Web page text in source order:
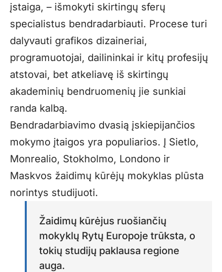
įstaiga, – išmokyti skirtingų sferų
specialistus bendradarbiauti. Procese turi
dalyvauti grafikos dizaineriai,
programuotojai, dailininkai ir kitų profesijų
atstovai, bet atkeliavę iš skirtingų
akademinių bendruomenių jie sunkiai
randa kalbą.
Bendradarbiavimo dvasią įskiepijančios
mokymo įtaigos yra populiarios. Į Sietlo,
Monrealio, Stokholmo, Londono ir
Maskvos žaidimų kūrėjų mokyklas plūsta
norintys studijuoti.
Žaidimų kūrėjus ruošiančių
mokyklų Rytų Europoje trūksta, o
tokių studijų paklausa regione
auga.